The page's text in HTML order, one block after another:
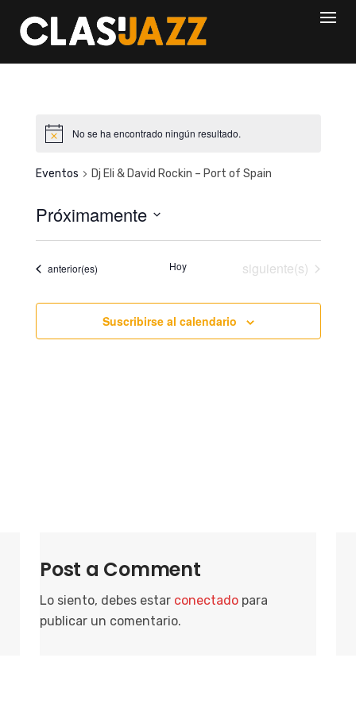
content
No se ha encontrado ningún resultado.
Eventos Dj Eli & David Rockin – Port of Spain
Próximamente
S
c
Eventos
anterior(es) Hoy Eventos
siguiente(s)
Suscribirse al calendario
Post a Comment
Lo siento, debes estar conectado para
publicar un comentario.